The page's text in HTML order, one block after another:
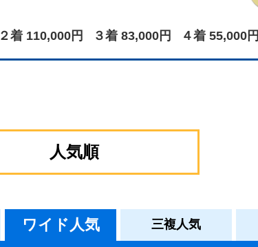
２着 110,000円 ３着 83,000円 ４着 55,000円
人気順
ワイド人気 三複人気